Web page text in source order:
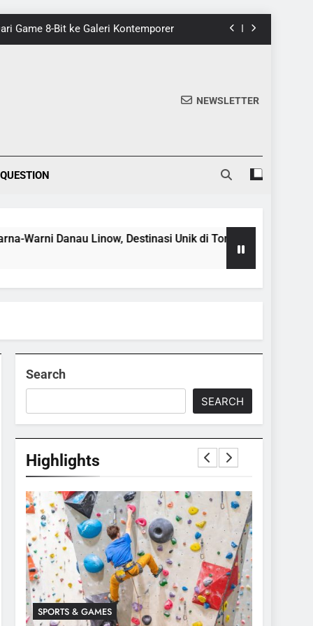
Game 8-Bit ke Galeri Kontemporer
di Tomohon yang Wajib Dikunjungi
NEWSLETTER
Danau Linow, Destinasi Unik di Tomohon yang Wajib
Search
SEARCH
Highlights
SPORTS & GAMES